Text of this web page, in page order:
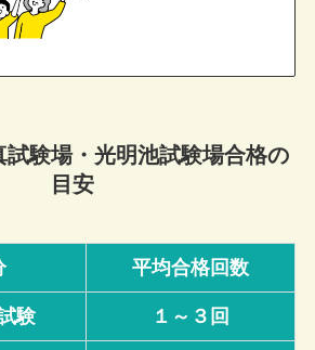
試験場・光明池試験場合格の
目安
平均合格回数
験 １～３回